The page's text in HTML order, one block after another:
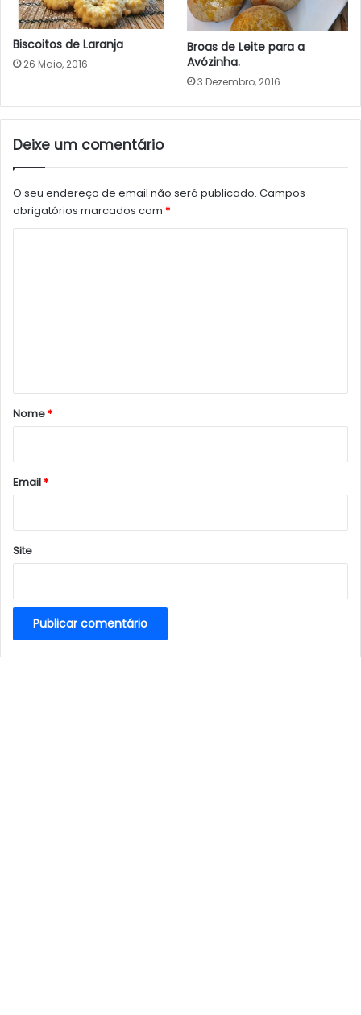
Biscoitos de Laranja
26 Maio, 2016
Broas de Leite para a
Avózinha.
3 Dezembro, 2016
Deixe um comentário
O seu endereço de email não será publicado. Campos
obrigatórios marcados com *
r
*
Nome*
Email*
Site